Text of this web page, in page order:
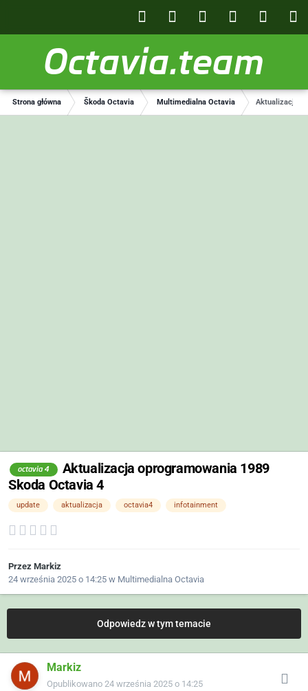
Octavia.team
Strona główna Škoda Octavia Multimedialna Octavia Aktualizacja
octavia 4
Aktualizacja oprogramowania 1989
Skoda Octavia 4
update aktualizacja octavia4 infotainment
Przez Markiz
24 września 2025 o 14:25 w Multimedialna Octavia
Odpowiedz w tym temacie
Markiz
Opublikowano 24 września 2025 o 14:25